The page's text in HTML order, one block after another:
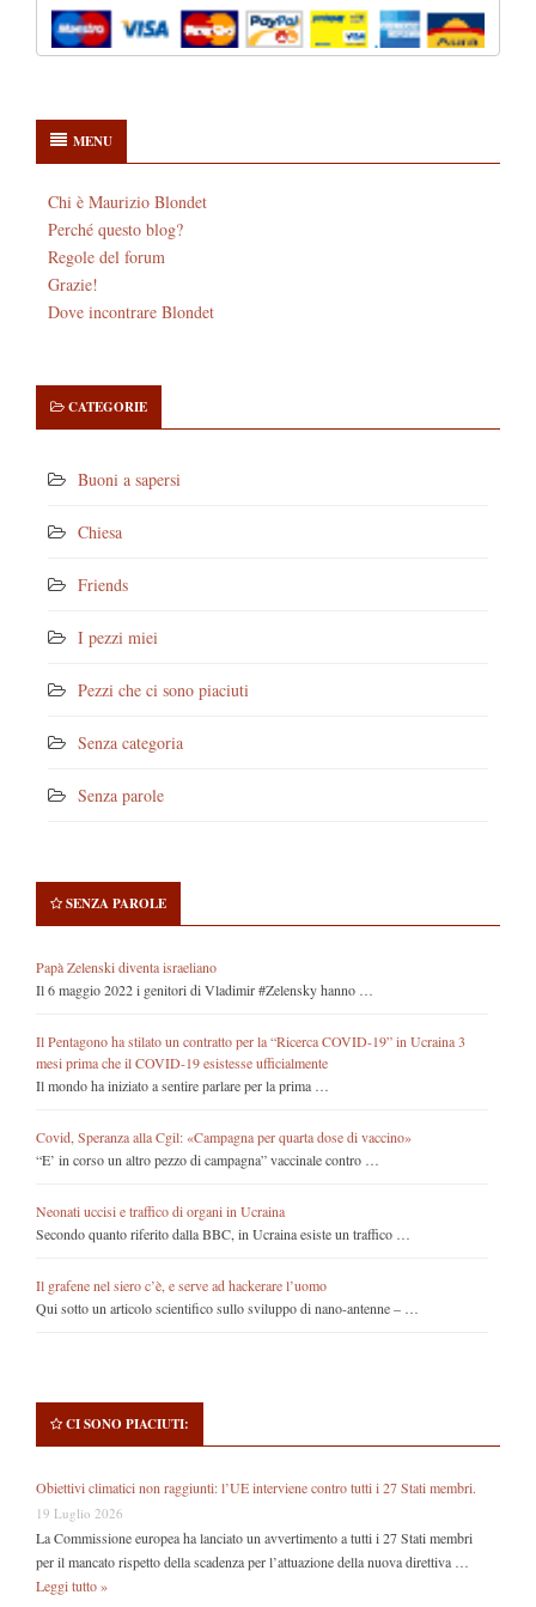
MENU
Chi è Maurizio Blondet
Perché questo blog?
Regole del forum
Grazie!
Dove incontrare Blondet
CATEGORIE
Buoni a sapersi
Chiesa
Friends
I pezzi miei
Pezzi che ci sono piaciuti
Senza categoria
Senza parole
SENZA PAROLE
Papà Zelenski diventa israeliano
Il 6 maggio 2022 i genitori di Vladimir #Zelensky hanno …
Il Pentagono ha stilato un contratto per la “Ricerca COVID-19” in Ucraina 3
mesi prima che il COVID-19 esistesse ufficialmente
Il mondo ha iniziato a sentire parlare per la prima …
Covid, Speranza alla Cgil: «Campagna per quarta dose di vaccino»
“E’ in corso un altro pezzo di campagna” vaccinale contro …
Neonati uccisi e traffico di organi in Ucraina
Secondo quanto riferito dalla BBC, in Ucraina esiste un traffico …
Il grafene nel siero c’è, e serve ad hackerare l’uomo
Qui sotto un articolo scientifico sullo sviluppo di nano-antenne – …
CI SONO PIACIUTI:
Obiettivi climatici non raggiunti: l’UE interviene contro tutti i 27 Stati membri.
19 Luglio 2026
La Commissione europea ha lanciato un avvertimento a tutti i 27 Stati membri
per il mancato rispetto della scadenza per l’attuazione della nuova direttiva …
Leggi tutto »